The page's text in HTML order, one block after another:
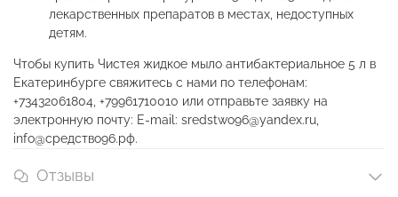
лекарственных препаратов в местах, недоступных
детям.
Чтобы купить Чистея жидкое мыло антибактериальное 5 л в
Екатеринбурге свяжитесь с нами по телефонам:
+73432061804, +79961710010 или отправьте заявку на
электронную почту: E-mail: sredstwo96@yandex.ru,
info@средство96.рф.
Отзывы